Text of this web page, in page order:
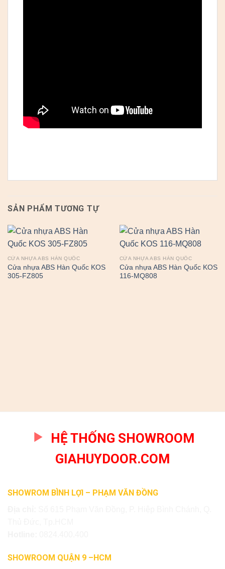
SẢN PHẨM TƯƠNG TỰ
CỬA NHỰA ABS HÀN QUỐC
Cửa nhựa ABS Hàn Quốc KOS
305-FZ805
CỬA NHỰA ABS HÀN QUỐC
Cửa nhựa ABS Hàn Quốc KOS
116-MQ808
HỆ THỐNG SHOWROOM
GIAHUYDOOR.COM
SHOWROM BÌNH LỢI – PHẠM VĂN ĐỒNG
SHOWROOM QUẬN 9 –HCM